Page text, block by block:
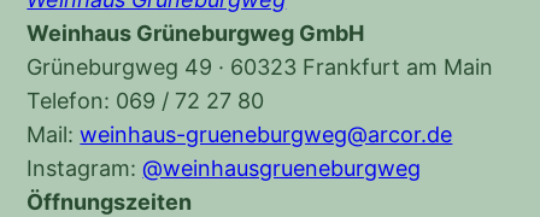
Weinhaus Grüneburgweg GmbH
Grüneburgweg 49 · 60323 Frankfurt am Main
Telefon: 069 / 72 27 80
Mail:weinhaus-grueneburgweg@arcor.de
Instagram:@weinhausgrueneburgweg
Öffnungszeiten